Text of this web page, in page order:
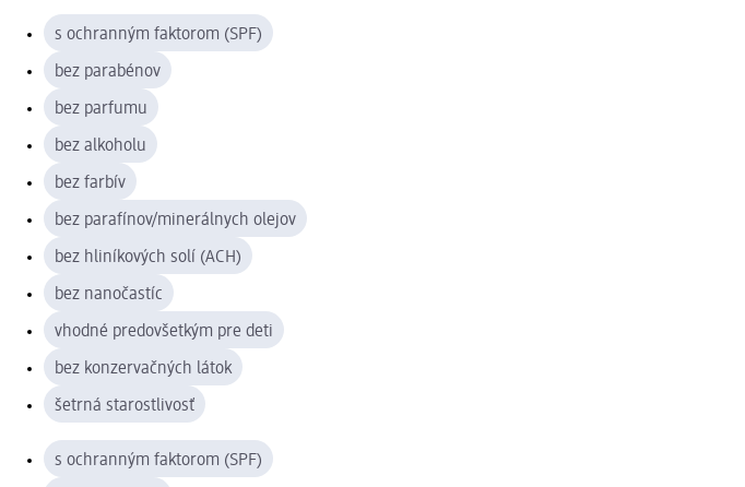
s ochranným faktorom (SPF)
bez parabénov
bez parfumu
bez alkoholu
bez farbív
bez parafínov/minerálnych olejov
bez hliníkových solí (ACH)
bez nanočastíc
vhodné predovšetkým pre deti
bez konzervačných látok
šetrná starostlivosť
s ochranným faktorom (SPF)